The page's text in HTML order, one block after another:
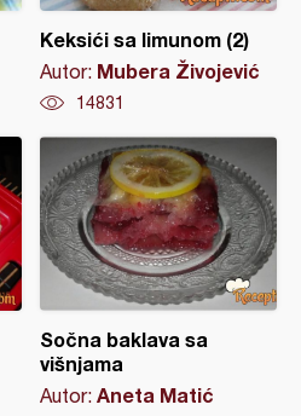
Keksići sa limunom (2)
Autor: Mubera Živojević
14831
Sočna baklava sa
višnjama
Autor: Aneta Matić